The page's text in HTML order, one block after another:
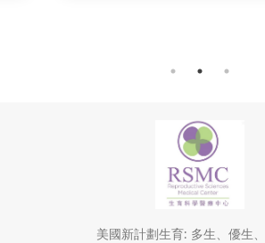
美國新計劃生育: 多生、優生